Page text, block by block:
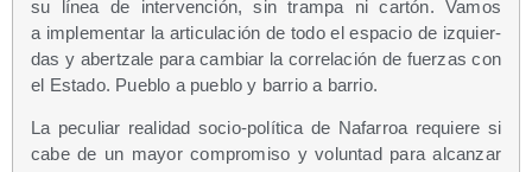
su línea de inter­ven­ción, sin tram­pa ni car­tón. Vamos
a imple­men­tar la arti­cu­la­ción de todo el espa­cio de izquier­
das y aber­tza­le para cam­biar la corre­la­ción de fuer­zas con
el Esta­do. Pue­blo a pue­blo y barrio a barrio.
La pecu­liar reali­dad socio-polí­ti­ca de Nafa­rroa requie­re si
cabe de un mayor com­pro­mi­so y volun­tad para alcan­zar